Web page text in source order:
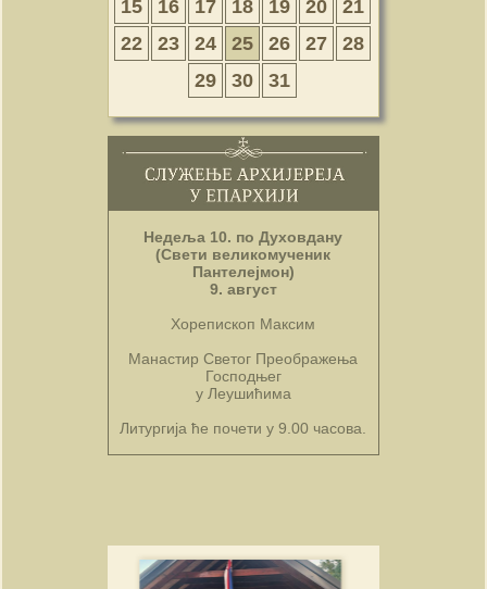
15
16 17 18 19 20
21
22
23 24 25 26 27
28
29
30 31
Недеља 10. по Духовдану
(Свети великомученик
Пантелејмон)
9. август
Хорепископ Максим
Манастир Светог Преображења
Господњег
у Леушићима
Литургија ће почети у 9.00 часова.